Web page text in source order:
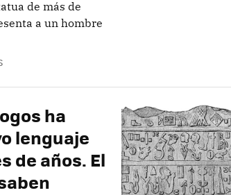
de más de
a un hombre
ha
lenguaje
de años. El